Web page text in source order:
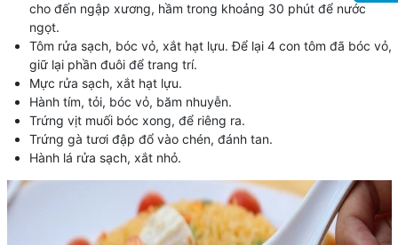
cho đến ngập xương, hầm trong khoảng 30 phút để nước
ngọt.
Tôm rửa sạch, bóc vỏ, xắt hạt lựu. Để lại 4 con tôm đã bóc vỏ,
giữ lại phần đuôi để trang trí.
Mực rửa sạch, xắt hạt lựu.
Hành tím, tỏi, bóc vỏ, băm nhuyễn.
Trứng vịt muối bóc xong, để riêng ra.
Trứng gà tươi đập đổ vào chén, đánh tan.
Hành lá rửa sạch, xắt nhỏ.